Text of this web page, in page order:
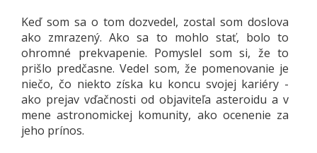
Keď som sa o tom dozvedel, zostal som doslova
ako zmrazený. Ako sa to mohlo stať, bolo to
ohromné prekvapenie. Pomyslel som si, že to
prišlo predčasne. Vedel som, že pomenovanie je
niečo, čo niekto získa ku koncu svojej kariéry -
ako prejav vďačnosti od objaviteľa asteroidu a v
mene astronomickej komunity, ako ocenenie za
jeho prínos.